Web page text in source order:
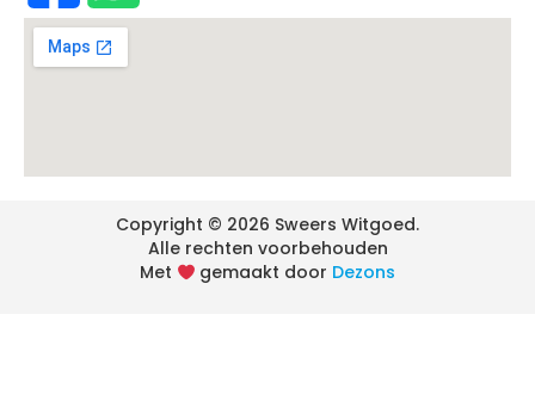
Met gemaakt door Dezons
Copyright © 2026 Sweers Witgoed.
Alle rechten voorbehouden